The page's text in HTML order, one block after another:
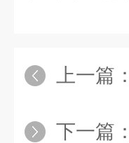
上一篇：
下一篇：